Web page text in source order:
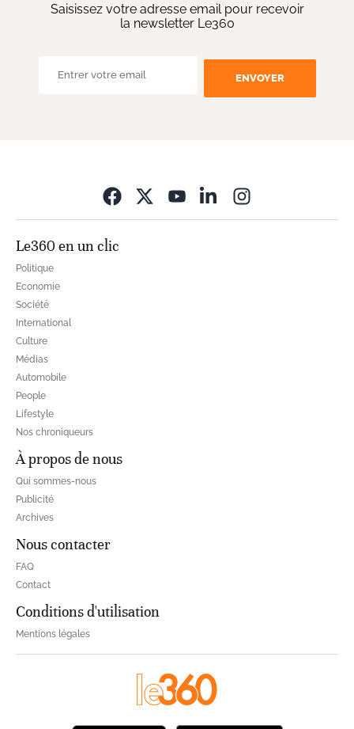
Saisissez votre adresse email pour recevoir
la newsletter Le360
ENVOYER
Le360 en un clic
Politique
Economie
Société
International
Culture
Médias
Automobile
People
Lifestyle
Nos chroniqueurs
À propos de nous
Qui sommes-nous
Publicité
Archives
Nous contacter
FAQ
Contact
Conditions d'utilisation
Mentions légales